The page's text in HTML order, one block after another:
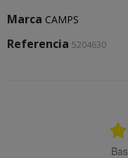
Marca CAMPS
Referencia 5204630